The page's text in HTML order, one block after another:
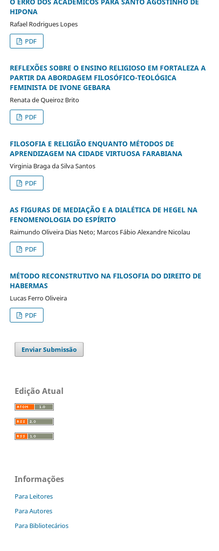
HIPONA
Rafael Rodrigues Lopes
PDF
REFLEXÕES SOBRE O ENSINO RELIGIOSO EM FORTALEZA A
PARTIR DA ABORDAGEM FILOSÓFICO-TEOLÓGICA
FEMINISTA DE IVONE GEBARA
Renata de Queiroz Brito
PDF
FILOSOFIA E RELIGIÃO ENQUANTO MÉTODOS DE
APRENDIZAGEM NA CIDADE VIRTUOSA FARABIANA
Virginia Braga da Silva Santos
PDF
AS FIGURAS DE MEDIAÇÃO E A DIALÉTICA DE HEGEL NA
FENOMENOLOGIA DO ESPÍRITO
Raimundo Oliveira Dias Neto; Marcos Fábio Alexandre Nicolau
PDF
MÉTODO RECONSTRUTIVO NA FILOSOFIA DO DIREITO DE
HABERMAS
Lucas Ferro Oliveira
PDF
Enviar Submissão
Edição Atual
Informações
Para Leitores
Para Autores
Para Bibliotecários